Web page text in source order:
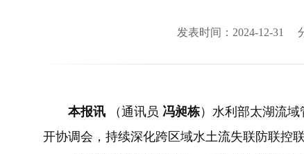
发表时间：2024-12-31
本报讯 （通讯员 冯昶栋）水利部太湖流
开协调会，持续深化跨区域水土流失联防联控联